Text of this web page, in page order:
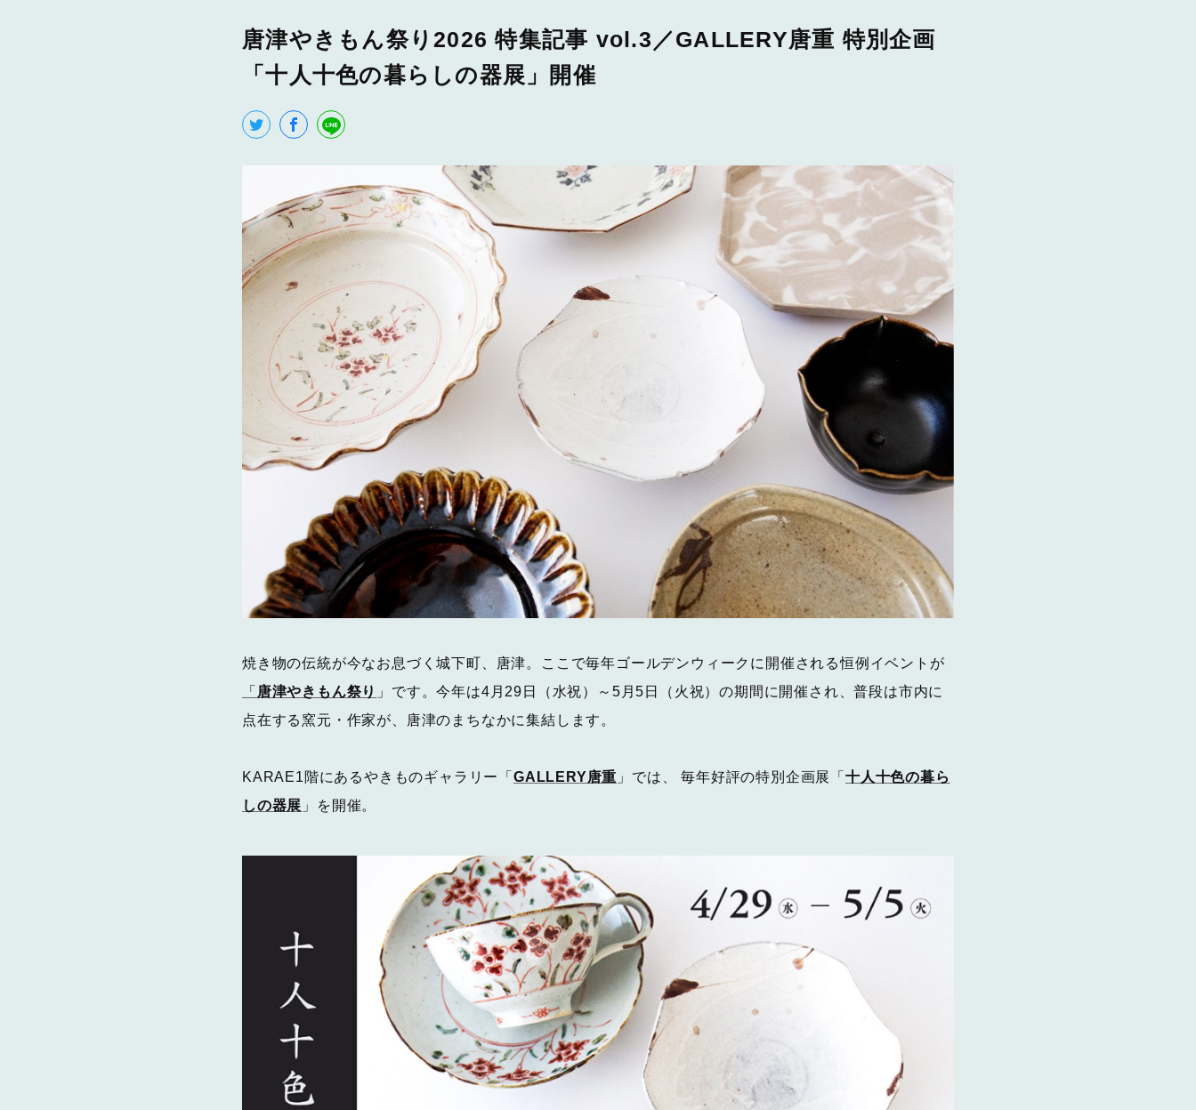
唐津やきもん祭り2026 特集記事 vol.3／GALLERY唐重 特別企画
「十人十色の暮らしの器展」開催
焼き物の伝統が今なお息づく城下町、唐津。ここで毎年ゴールデンウィークに開催される恒例イベントが
「 唐津やきもん祭り 」です。今年は4月29日（水祝）～5月5日（火祝）の期間に開催され、普段は市内に
点在する窯元・作家が、唐津のまちなかに集結します。
KARAE1階にあるやきものギャラリー「 GALLERY唐重 」では、 毎年好評の特別企画展「十人十色の暮ら
しの器展 」を開催。